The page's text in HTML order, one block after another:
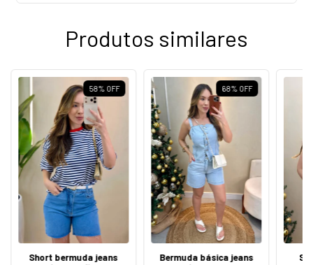
Produtos similares
58% OFF
Short bermuda jeans
68% OFF
Bermuda básica jeans